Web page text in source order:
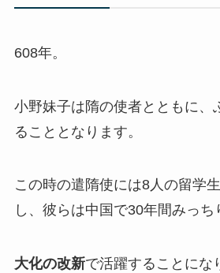
608年。
小野妹子は隋の使者とともに、
ることとなります。
この時の遣隋使には8人の留学
し、彼らは中国で30年間みっち
大化の改新で活躍することにな